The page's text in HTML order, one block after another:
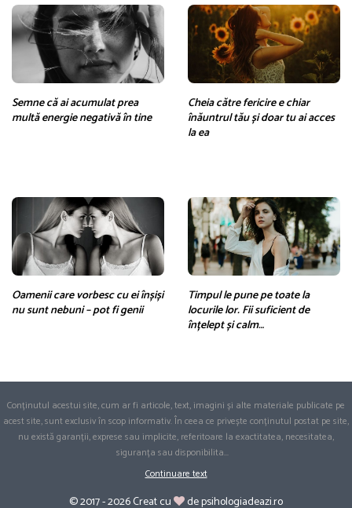
Semne că ai acumulat prea
multă energie negativă în tine
Cheia către fericire e chiar
înăuntrul tău și doar tu ai acces
la ea
Oamenii care vorbesc cu ei înșiși
nu sunt nebuni – pot fi genii
Timpul le pune pe toate la
locurile lor. Fii suficient de
înțelept și calm…
Conținutul acestui site, cum ar fi articole, text, imagini și alte materiale publicate pe
acest site, sunt exclusiv în scop informativ. În ceea ce privește conținutul postat pe site,
nu există garanții, exprese sau implicite, referitoare la exactitatea, necesitatea,
siguranța sau disponibilita...
Continuare text
© 2017 - 2026 Creat cu de psihologiadeazi.ro